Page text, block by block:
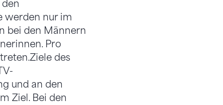
werden nur im
bei den Männern
Pro
des
und an den
Ziel. Bei den